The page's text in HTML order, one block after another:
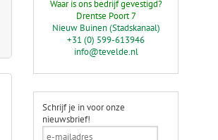
Waar is ons bedrijf gevestigd?
Drentse Poort 7
Nieuw Buinen (Stadskanaal)
+31 (0) 599-613946
info@tevelde.nl
Schrijf je in voor onze
nieuwsbrief!